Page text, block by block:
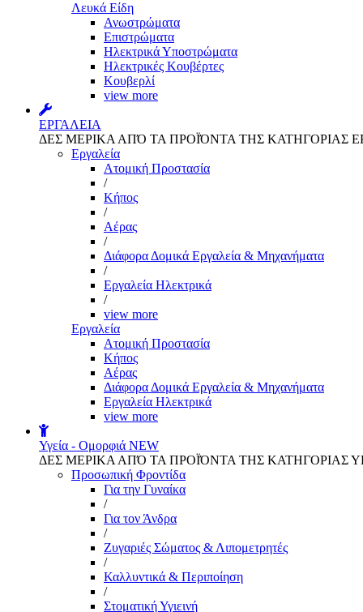
Λευκά Είδη
Ανωστρώματα
Επιστρώματα
Ηλεκτρικά Υποστρώματα
Ηλεκτρικές Κουβέρτες
Κουβερλί
view more
ΕΡΓΑΛΕΙΑ
ΔΕΣ ΜΕΡΙΚΑ ΑΠΌ ΤΑ ΠΡΟΪΌΝΤΑ ΤΗΣ ΚΑΤΗΓΟΡΙΑΣ
Εργαλεία
Aτομική Προστασία
/
Kήπος
/
Αέρας
/
Διάφορα Δομικά Εργαλεία & Μηχανήματα
/
Εργαλεία Ηλεκτρικά
/
view more
Εργαλεία
Aτομική Προστασία
Kήπος
Αέρας
Διάφορα Δομικά Εργαλεία & Μηχανήματα
Εργαλεία Ηλεκτρικά
view more
Υγεία - Ομορφιά NEW
ΔΕΣ ΜΕΡΙΚΑ ΑΠΌ ΤΑ ΠΡΟΪΌΝΤΑ ΤΗΣ ΚΑΤΗΓΟΡΙΑΣ
Προσωπική Φροντίδα
Για την Γυναίκα
/
Για τον Άνδρα
/
Ζυγαριές Σώματος & Λιπομετρητές
/
Καλλυντικά & Περιποίηση
/
Στοματική Υγιεινή